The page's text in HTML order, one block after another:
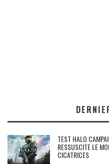
TEST HALO
RESSUSCITE LE
CICATRICES